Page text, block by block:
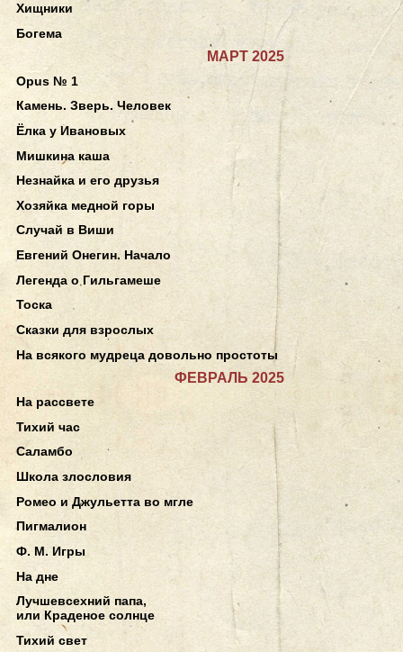
Хищники
Богема
МАРТ 2025
Opus № 1
Камень. Зверь. Человек
Ёлка у Ивановых
Мишкина каша
Незнайка и его друзья
Хозяйка медной горы
Случай в Виши
Евгений Онегин. Начало
Легенда о Гильгамеше
Тоска
Сказки для взрослых
На всякого мудреца довольно простоты
ФЕВРАЛЬ 2025
На рассвете
Тихий час
Саламбо
Школа злословия
Ромео и Джульетта во мгле
Пигмалион
Ф. М. Игры
На дне
Лучшевсехний папа,
или Краденое солнце
Тихий свет